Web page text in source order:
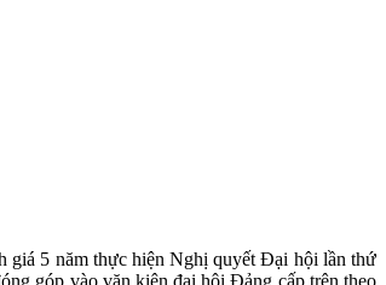
5 năm thực hiện Nghị quyết Đại hội lần thứ
góp vào văn kiện đại hội Đảng cấp trên theo